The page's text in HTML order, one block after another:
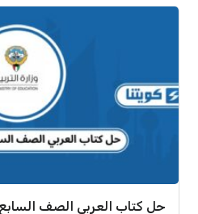
حل كتاب العربي الصف السابع